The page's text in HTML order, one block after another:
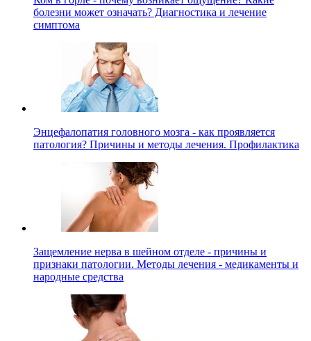
болезни может означать? Диагностика и лечение
симптома
Энцефалопатия головного мозга - как проявляется
патология? Причины и методы лечения. Профилактика
Защемление нерва в шейном отделе - причины и
признаки патологии. Методы лечения - медикаменты и
народные средства